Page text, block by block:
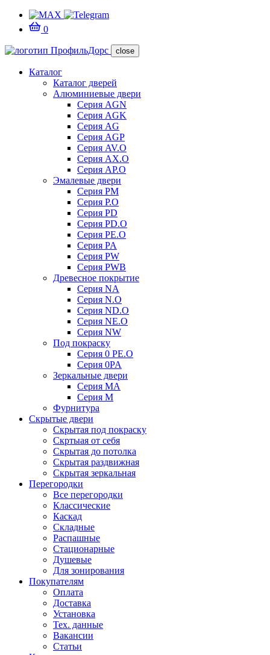
0
close
Каталог
Каталог дверей
Алюминиевые двери
Серия AGN
Серия AGK
Серия AG
Серия AGP
Серия AV.O
Серия AX.O
Серия AP.O
Эмалевые двери
Серия PM
Серия P.O
Серия PD
Серия PD.O
Серия PE.O
Серия PA
Серия PW
Серия PWB
Древесное покрытие
Серия NA
Серия N.O
Серия ND.O
Серия NE.O
Серия NW
Под покраску
Серия 0 PE.O
Серия 0PA
Зеркальные двери
Серия MA
Серия M
Фурнитура
Скрытые двери
Скрытая под покраску
Скртыая от себя
Скрытая до потолка
Скрытая раздвижная
Скрытая зеркальная
Перегородки
Все перегородки
Классические
Каскад
Складные
Распашные
Стационарные
Душевые
Для зонирования
Покупателям
Оплата
Доставка
Установка
Тех. данные
Вакансии
Статьи